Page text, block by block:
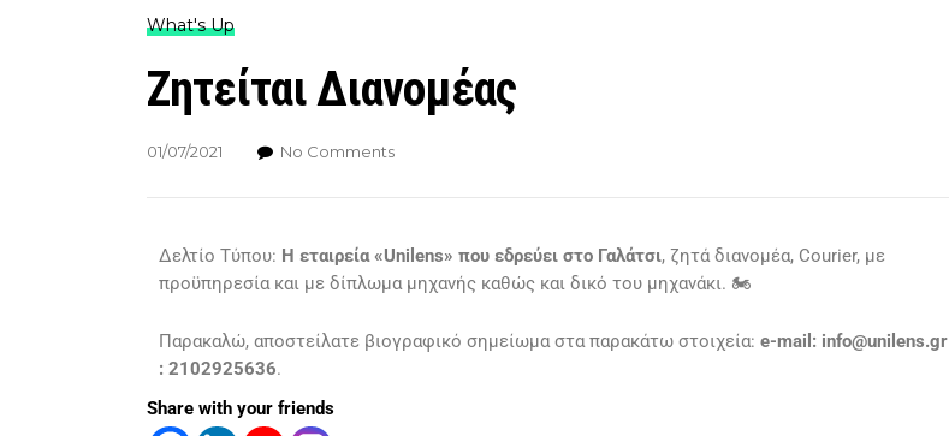
What's Up
Ζητείται Διανομέας
01/07/2021 No Comments
Δελτίο Τύπου: Η εταιρεία «Unilens» που εδρεύει στο Γαλάτσι, ζητά διανομέα, Courier, με
προϋπηρεσία και με δίπλωμα μηχανής καθώς και δικό του μηχανάκι. 🏍️
Παρακαλώ, αποστείλατε βιογραφικό σημείωμα στα παρακάτω στοιχεία: e-mail: info@unilens.gr
: 2102925636.
Share with your friends